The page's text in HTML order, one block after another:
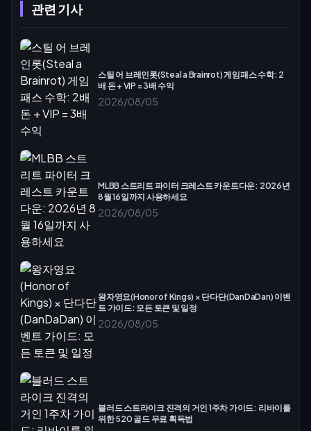
관련 기사
스틸 어 브레인롯(Steal a Brainrot) 게임패스 수학: 2
배 돈 + VIP = 3배 수익
2026/08/05
MLBB 스트리트 파이터 크레스트 카운트다운: 2026년
8월 16일까지 사용하세요
2026/08/05
왕자영요(Honor of Kings) × 단다단(DanDaDan) 이벤
트 가이드: 모든 토큰 및 일정
2026/08/05
블러드 스트라이크 진격의 거인 1주차 가이드: 리바이를
위한 520 골드 무료 획득법